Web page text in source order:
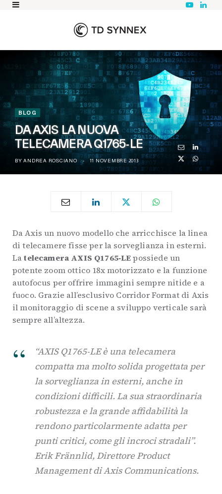
Y
b
e
L
BLOG
DA AXIS LA NUOVA
TELECAMERA Q1765‐LE
BY ANDREA ROSCIANO 11 NOVEMBRE 2013
Da Axis un nuovo modello che arricchisce la linea
di telecamere fisse per la sorveglianza in esterni.
Latelecamera AXIS Q1765‐LEpossiede un
potente zoom ottico 18x motorizzato e la funzione
autofocus per offrire immagini sempre nitide e a
fuoco. Grazie all’esclusivo Corridor Format di Axis
il monitoraggio di scene a sviluppo verticale sarà
sempre all’altezza.
“AXIS Q1765‐LE è una telecamera
compatta ma molto solida progettata per
la sorveglianza in esterni, anche in
condizioni difficili. La sua straordinaria
robustezza e la grande affidabilità la
rendono particolarmente adatta per
punti critici, come gli incroci stradali”.
Erik Frännlid, Direttore Product
Management di Axis Communications.